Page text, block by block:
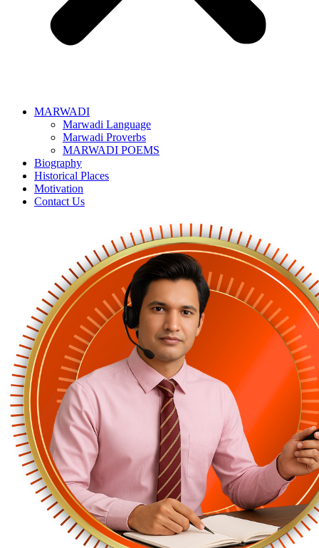
MARWADI
Marwadi Language
Marwadi Proverbs
MARWADI POEMS
Biography
Historical Places
Motivation
Contact Us